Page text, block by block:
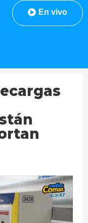
En vivo